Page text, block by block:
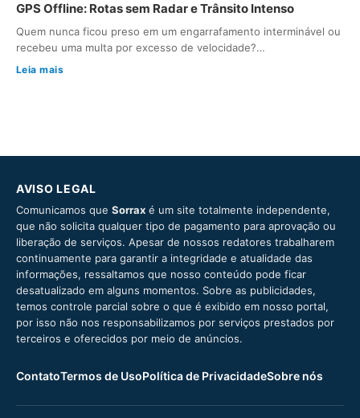
GPS Offline: Rotas sem Radar e Trânsito Intenso
Quem nunca ficou preso em um engarrafamento interminável ou
recebeu uma multa por excesso de velocidade?…
Leia mais
AVISO LEGAL
Comunicamos que Sorrax é um site totalmente independente,
que não solicita qualquer tipo de pagamento para aprovação ou
liberação de serviços. Apesar de nossos redatores trabalharem
continuamente para garantir a integridade e atualidade das
informações, ressaltamos que nosso conteúdo pode ficar
desatualizado em alguns momentos. Sobre as publicidades,
temos controle parcial sobre o que é exibido em nosso portal,
por isso não nos responsabilizamos por serviços prestados por
terceiros e oferecidos por meio de anúncios.
ContatoTermos de UsoPolítica de PrivacidadeSobre nós